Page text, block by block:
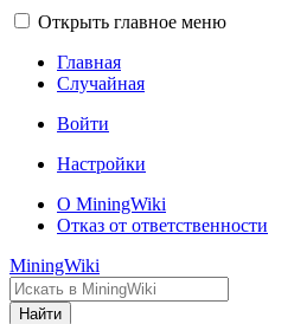
Открыть главное меню
Главная
Случайная
Войти
Настройки
О MiningWiki
Отказ от ответственности
MiningWiki
Найти